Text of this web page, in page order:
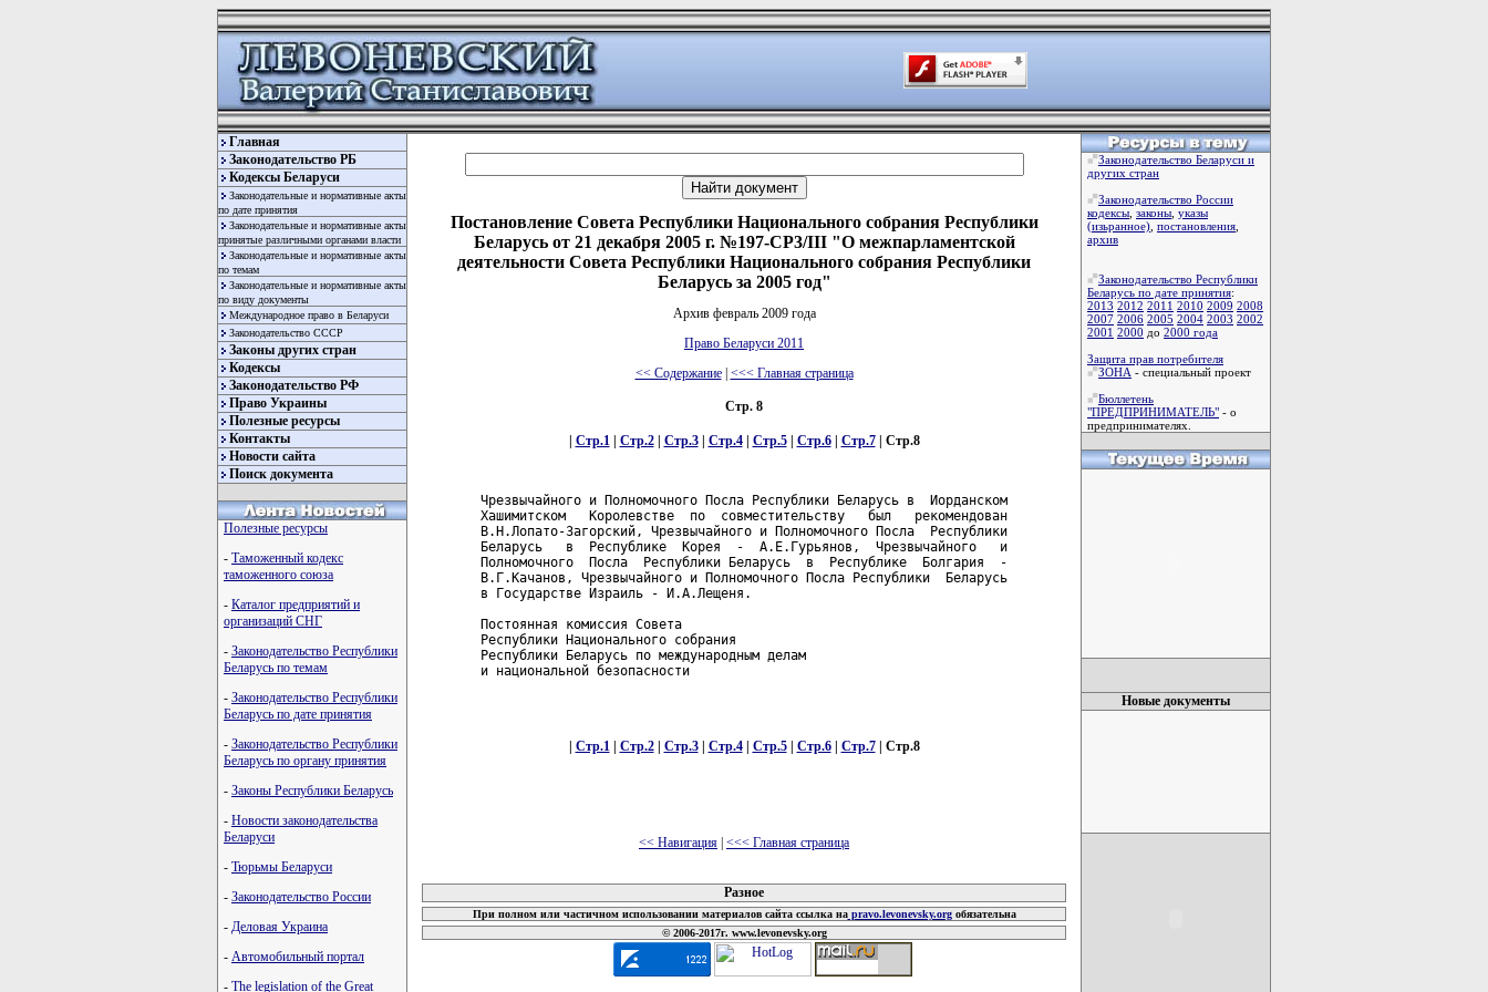
Главная
Законодательство РБ
Кодексы Беларуси
Законодательные и нормативные акты
по дате принятия
Законодательные и нормативные акты
принятые различными органами власти
Законодательные и нормативные акты
по темам
Законодательные и нормативные акты
по виду документы
Международное право в Беларуси
Законодательство СССР
Законы других стран
Кодексы
Законодательство РФ
Право Украины
Полезные ресурсы
Контакты
Новости сайта
Поиск документа
Полезные ресурсы
- Таможенный кодекс
таможенного союза
- Каталог предприятий и
организаций СНГ
- Законодательство Республики
Беларусь по темам
- Законодательство Республики
Беларусь по дате принятия
- Законодательство Республики
Беларусь по органу принятия
- Законы Республики Беларусь
- Новости законодательства
Беларуси
- Тюрьмы Беларуси
- Законодательство России
- Деловая Украина
- Автомобильный портал
- The legislation of the Great
Постановление Совета Республики Национального собрания Республики
Беларусь от 21 декабря 2005 г. №197-СР3/III "О межпарламентской
деятельности Совета Республики Национального собрания Республики
Беларусь за 2005 год"
Архив февраль 2009 года
Право Беларуси 2011
<< Содержание| <<< Главная страница
Стр. 8
Стр.1| Стр.2| Стр.3| Стр.4| Стр.5| Стр.6| Стр.7| Стр.8
Чрезвычайного и Полномочного Посла Республики Беларусь в  Иорданском
Хашимитском   Королевстве  по  совместительству   был   рекомендован
В.Н.Лопато-Загорский, Чрезвычайного и Полномочного Посла  Республики
Беларусь   в  Республике  Корея  -  А.Е.Гурьянов,  Чрезвычайного   и
Полномочного  Посла  Республики Беларусь  в  Республике  Болгария  -
В.Г.Качанов, Чрезвычайного и Полномочного Посла Республики  Беларусь
в Государстве Израиль - И.А.Лещеня.
Постоянная комиссия Совета
Республики Национального собрания
Республики Беларусь по международным делам
и национальной безопасности
Стр.1| Стр.2| Стр.3| Стр.4| Стр.5| Стр.6| Стр.7| Стр.8
<< Навигация <<< Главная страница
Разное
При полном или частичном использовании материалов сайта ссылка наpravo.levonevsky.orgобязательна
© 2006-2017г. www.levonevsky.org
Законодательство Беларуси и
других стран
Законодательство России
кодексы законы указы
(изьранное) постановления
архив
Законодательство Республики
Беларусь по дате принятия:
2013 2012 2011 2010 2009 2008
2007 2006 2005 2004 2003 2002
2001 2000 до 2000 года
Защита прав потребителя
ЗОНА - специальный проект
Бюллетень
"ПРЕДПРИНИМАТЕЛЬ" - о
предпринимателях.
Новые документы